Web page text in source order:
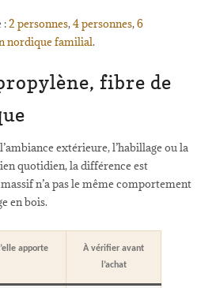
:2 personnes,4 personnes,6
nordique familial.
fibre de
extérieure, l’habillage ou la
quotidien, la différence est
n’a pas le même comportement
en bois.
apporte
À vérifier avant
l’achat